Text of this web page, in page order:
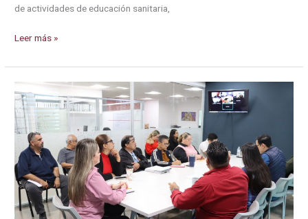
de actividades de educación sanitaria,
COEPRISS
el
fomento
sanitario
como
estrategia
preventiva
Leer más »